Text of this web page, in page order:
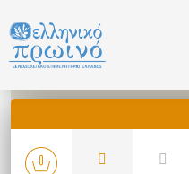
σε
περιεχόμενο